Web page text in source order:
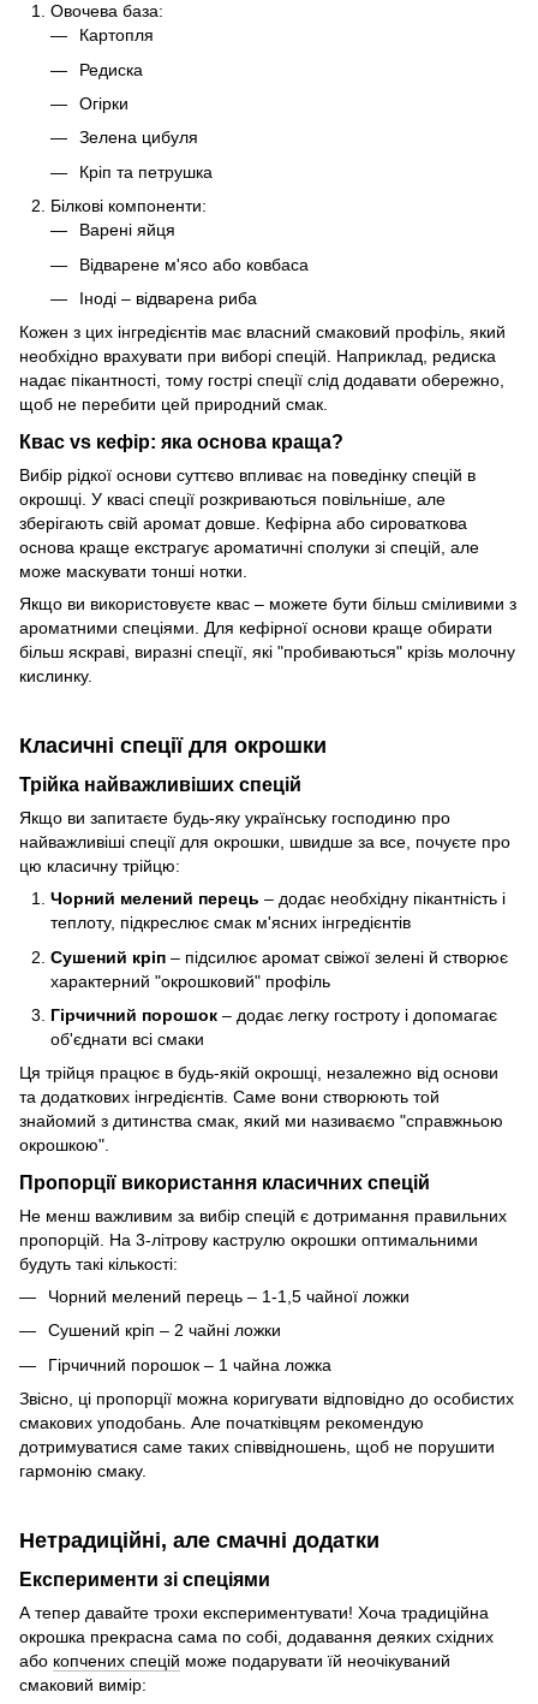
Овочева база:
Картопля
Редиска
Огірки
Зелена цибуля
Кріп та петрушка
Білкові компоненти:
Варені яйця
Відварене м'ясо або ковбаса
Іноді – відварена риба
Кожен з цих інгредієнтів має власний смаковий профіль, який
необхідно врахувати при виборі спецій. Наприклад, редиска
надає пікантності, тому гострі спеції слід додавати обережно,
щоб не перебити цей природний смак.
Квас vs кефір: яка основа краща?
Вибір рідкої основи суттєво впливає на поведінку спецій в
окрошці. У квасі спеції розкриваються повільніше, але
зберігають свій аромат довше. Кефірна або сироваткова
основа краще екстрагує ароматичні сполуки зі спецій, але
може маскувати тонші нотки.
Якщо ви використовуєте квас – можете бути більш сміливими з
ароматними спеціями. Для кефірної основи краще обирати
більш яскраві, виразні спеції, які "пробиваються" крізь молочну
кислинку.
Класичні спеції для окрошки
Трійка найважливіших спецій
Якщо ви запитаєте будь-яку українську господиню про
найважливіші спеції для окрошки, швидше за все, почуєте про
цю класичну трійцю:
Чорний мелений перець – додає необхідну пікантність і
теплоту, підкреслює смак м'ясних інгредієнтів
Сушений кріп – підсилює аромат свіжої зелені й створює
характерний "окрошковий" профіль
Гірчичний порошок – додає легку гостроту і допомагає
об'єднати всі смаки
Ця трійця працює в будь-якій окрошці, незалежно від основи
та додаткових інгредієнтів. Саме вони створюють той
знайомий з дитинства смак, який ми називаємо "справжньою
окрошкою".
Пропорції використання класичних спецій
Не менш важливим за вибір спецій є дотримання правильних
пропорцій. На 3-літрову каструлю окрошки оптимальними
будуть такі кількості:
Чорний мелений перець – 1-1,5 чайної ложки
Сушений кріп – 2 чайні ложки
Гірчичний порошок – 1 чайна ложка
Звісно, ці пропорції можна коригувати відповідно до особистих
смакових уподобань. Але початківцям рекомендую
дотримуватися саме таких співвідношень, щоб не порушити
гармонію смаку.
Нетрадиційні, але смачні додатки
Експерименти зі спеціями
А тепер давайте трохи експериментувати! Хоча традиційна
окрошка прекрасна сама по собі, додавання деяких східних
або копчених спецій може подарувати їй неочікуваний
смаковий вимір: